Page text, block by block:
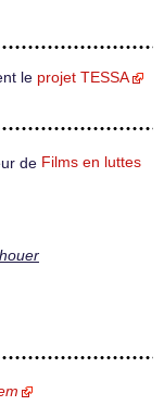
le projet TESSA
de Films en luttes